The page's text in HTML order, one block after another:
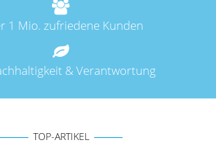
1 Mio. zufriedene Kunden
& Verantwortung
TOP-ARTIKEL